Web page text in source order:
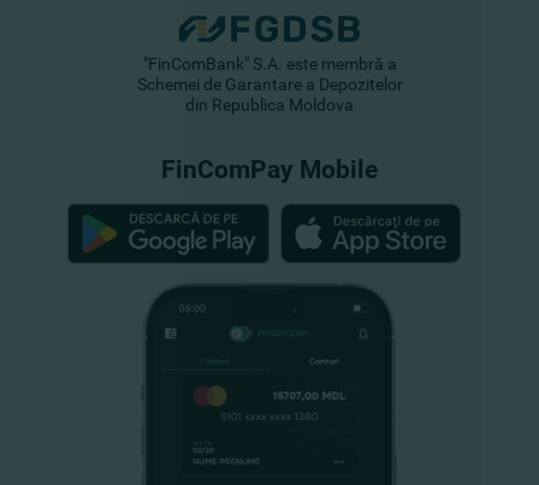
"FinComBank" S.A. este membră a
Schemei de Garantare a Depozitelor
din Republica Moldova
FinComPay Mobile